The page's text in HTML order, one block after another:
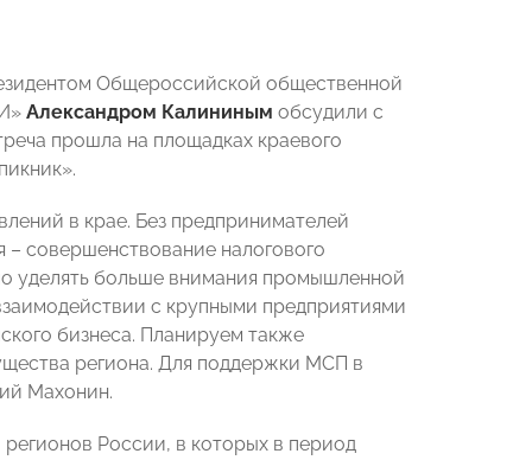
Общероссийской общественной
Александром Калининым обсудили с
прошла на площадках краевого
в крае. Без предпринимателей
– совершенствование налогового
уделять больше внимания промышленной
с крупными предприятиями
бизнеса. Планируем также
региона. Для поддержки МСП в
Махонин.
России, в которых в период